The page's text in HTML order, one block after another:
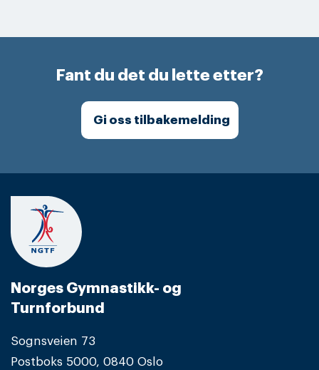
Fant du det du lette etter?
Gi oss tilbakemelding
Norges Gymnastikk- og
Turnforbund
Sognsveien 73
Postboks 5000, 0840 Oslo